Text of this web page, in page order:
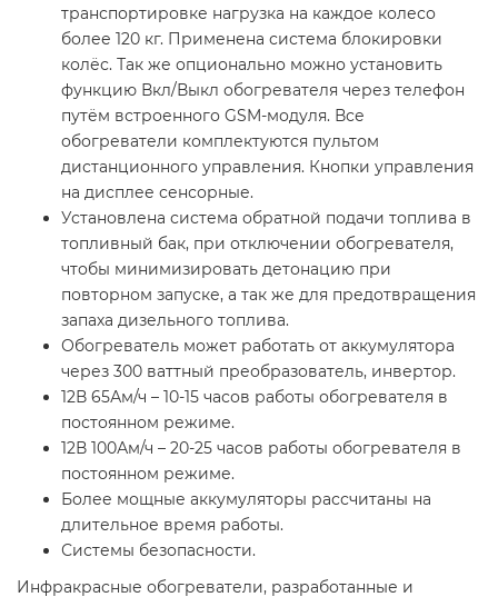
транспортировке нагрузка на каждое колесо
более 120 кг. Применена система блокировки
колёс. Так же опционально можно установить
функцию Вкл/Выкл обогревателя через телефон
путём встроенного GSM-модуля. Все
обогреватели комплектуются пультом
дистанционного управления. Кнопки управления
на дисплее сенсорные.
Установлена система обратной подачи топлива в
топливный бак, при отключении обогревателя,
чтобы минимизировать детонацию при
повторном запуске, а так же для предотвращения
запаха дизельного топлива.
Обогреватель может работать от аккумулятора
через 300 ваттный преобразователь, инвертор.
12В 65Ам/ч – 10-15 часов работы обогревателя в
постоянном режиме.
12В 100Ам/ч – 20-25 часов работы обогревателя в
постоянном режиме.
Более мощные аккумуляторы рассчитаны на
длительное время работы.
Системы безопасности.
Инфракрасные обогреватели, разработанные и